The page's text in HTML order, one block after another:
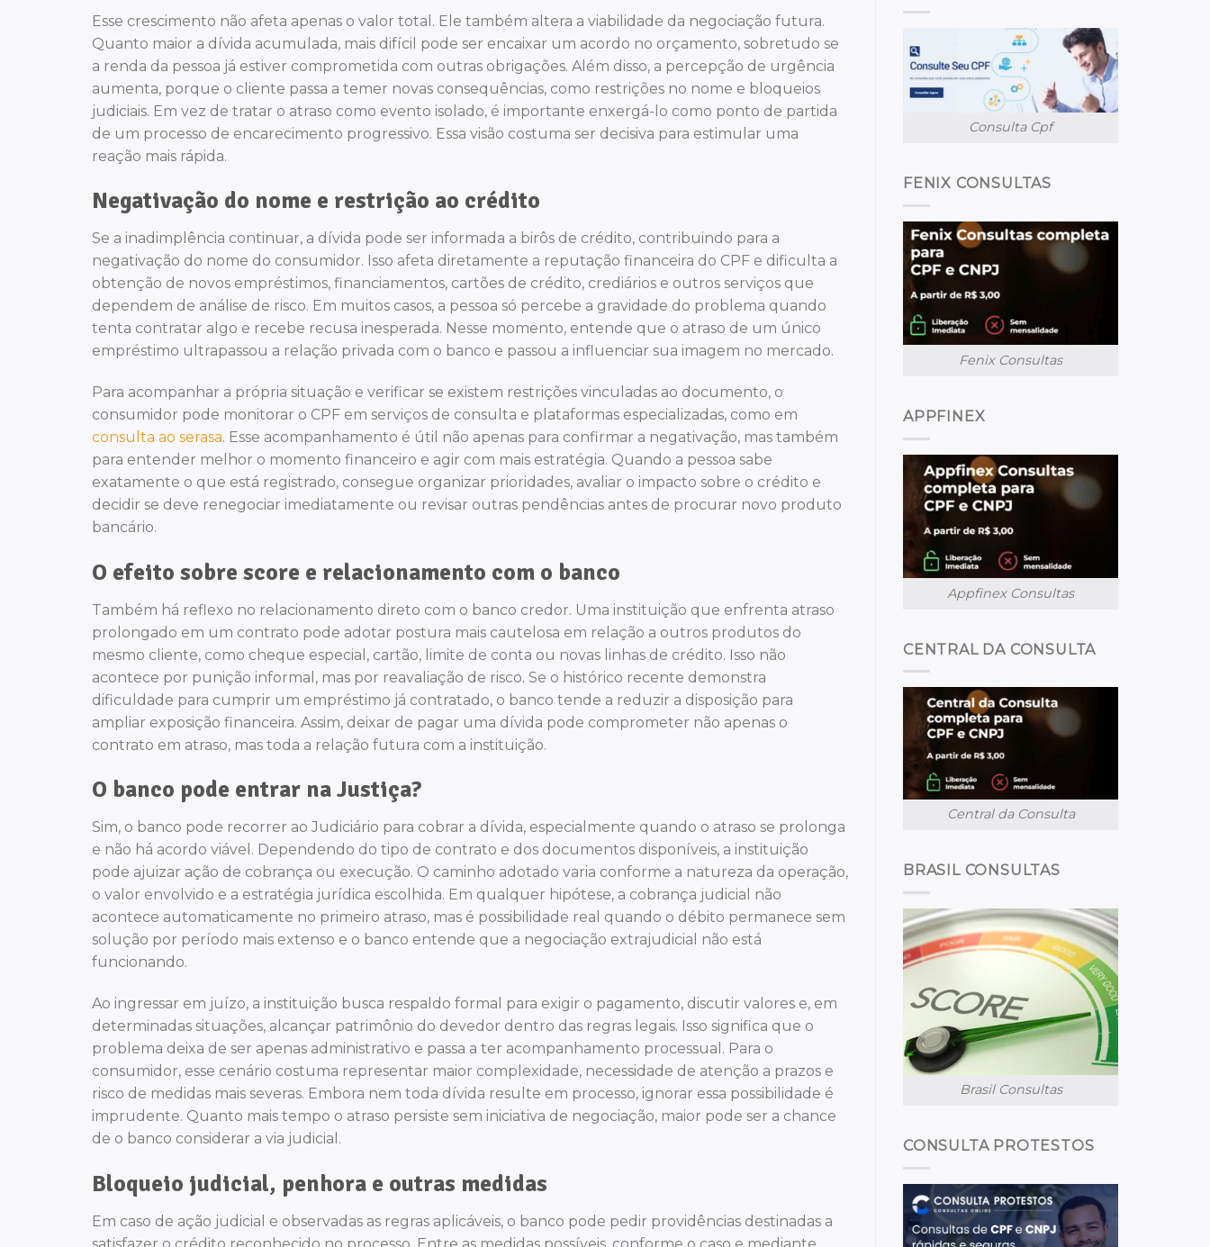
Esse crescimento não afeta apenas o valor total. Ele também altera a viabilidade da negociação futura.
Quanto maior a dívida acumulada, mais difícil pode ser encaixar um acordo no orçamento, sobretudo se
a renda da pessoa já estiver comprometida com outras obrigações. Além disso, a percepção de urgência
aumenta, porque o cliente passa a temer novas consequências, como restrições no nome e bloqueios
judiciais. Em vez de tratar o atraso como evento isolado, é importante enxergá-lo como ponto de partida
de um processo de encarecimento progressivo. Essa visão costuma ser decisiva para estimular uma
reação mais rápida.
Negativação do nome e restrição ao crédito
Se a inadimplência continuar, a dívida pode ser informada a birôs de crédito, contribuindo para a
negativação do nome do consumidor. Isso afeta diretamente a reputação financeira do CPF e dificulta a
obtenção de novos empréstimos, financiamentos, cartões de crédito, crediários e outros serviços que
dependem de análise de risco. Em muitos casos, a pessoa só percebe a gravidade do problema quando
tenta contratar algo e recebe recusa inesperada. Nesse momento, entende que o atraso de um único
empréstimo ultrapassou a relação privada com o banco e passou a influenciar sua imagem no mercado.
Para acompanhar a própria situação e verificar se existem restrições vinculadas ao documento, o
consumidor pode monitorar o CPF em serviços de consulta e plataformas especializadas, como em
consulta ao serasa. Esse acompanhamento é útil não apenas para confirmar a negativação, mas também
para entender melhor o momento financeiro e agir com mais estratégia. Quando a pessoa sabe
exatamente o que está registrado, consegue organizar prioridades, avaliar o impacto sobre o crédito e
decidir se deve renegociar imediatamente ou revisar outras pendências antes de procurar novo produto
bancário.
O efeito sobre score e relacionamento com o banco
Também há reflexo no relacionamento direto com o banco credor. Uma instituição que enfrenta atraso
prolongado em um contrato pode adotar postura mais cautelosa em relação a outros produtos do
mesmo cliente, como cheque especial, cartão, limite de conta ou novas linhas de crédito. Isso não
acontece por punição informal, mas por reavaliação de risco. Se o histórico recente demonstra
dificuldade para cumprir um empréstimo já contratado, o banco tende a reduzir a disposição para
ampliar exposição financeira. Assim, deixar de pagar uma dívida pode comprometer não apenas o
contrato em atraso, mas toda a relação futura com a instituição.
O banco pode entrar na Justiça?
Sim, o banco pode recorrer ao Judiciário para cobrar a dívida, especialmente quando o atraso se prolonga
e não há acordo viável. Dependendo do tipo de contrato e dos documentos disponíveis, a instituição
pode ajuizar ação de cobrança ou execução. O caminho adotado varia conforme a natureza da operação,
o valor envolvido e a estratégia jurídica escolhida. Em qualquer hipótese, a cobrança judicial não
acontece automaticamente no primeiro atraso, mas é possibilidade real quando o débito permanece sem
solução por período mais extenso e o banco entende que a negociação extrajudicial não está
funcionando.
Ao ingressar em juízo, a instituição busca respaldo formal para exigir o pagamento, discutir valores e, em
determinadas situações, alcançar patrimônio do devedor dentro das regras legais. Isso significa que o
problema deixa de ser apenas administrativo e passa a ter acompanhamento processual. Para o
consumidor, esse cenário costuma representar maior complexidade, necessidade de atenção a prazos e
risco de medidas mais severas. Embora nem toda dívida resulte em processo, ignorar essa possibilidade é
imprudente. Quanto mais tempo o atraso persiste sem iniciativa de negociação, maior pode ser a chance
de o banco considerar a via judicial.
Bloqueio judicial, penhora e outras medidas
Em caso de ação judicial e observadas as regras aplicáveis, o banco pode pedir providências destinadas a
satisfazer o crédito reconhecido no processo. Entre as medidas possíveis, conforme o caso e mediante
Consulta Cpf
FENIX CONSULTAS
Fenix Consultas
APPFINEX
Appfinex Consultas
CENTRAL DA CONSULTA
Central da Consulta
BRASIL CONSULTAS
Brasil Consultas
CONSULTA PROTESTOS